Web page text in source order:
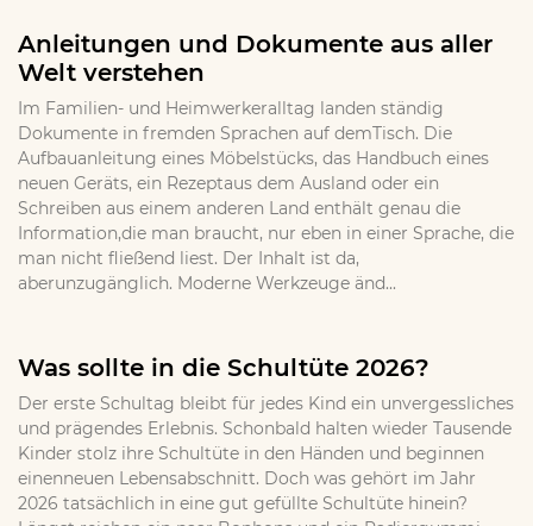
Anleitungen und Dokumente aus aller
Welt verstehen
Im Familien- und Heimwerkeralltag landen ständig
Dokumente in fremden Sprachen auf demTisch. Die
Aufbauanleitung eines Möbelstücks, das Handbuch eines
neuen Geräts, ein Rezeptaus dem Ausland oder ein
Schreiben aus einem anderen Land enthält genau die
Information,die man braucht, nur eben in einer Sprache, die
man nicht fließend liest. Der Inhalt ist da,
aberunzugänglich. Moderne Werkzeuge änd...
Was sollte in die Schultüte 2026?
Der erste Schultag bleibt für jedes Kind ein unvergessliches
und prägendes Erlebnis. Schonbald halten wieder Tausende
Kinder stolz ihre Schultüte in den Händen und beginnen
einenneuen Lebensabschnitt. Doch was gehört im Jahr
2026 tatsächlich in eine gut gefüllte Schultüte hinein?